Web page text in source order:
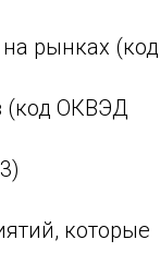
рынках (код
(код ОКВЭД
которые